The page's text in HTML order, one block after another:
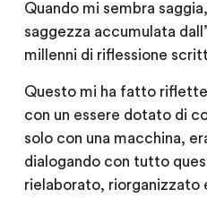
Quando mi sembra
saggezza accumulata
millenni di riflessione
Questo mi ha fatto
con un essere dotato di
solo con una macchina,
dialogando con tutto
rielaborato, riorganizzato